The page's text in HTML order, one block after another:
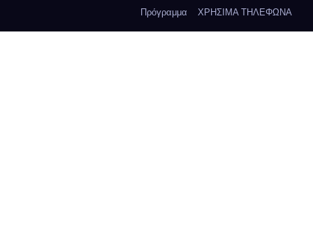
Πρόγραμμα ΧΡΗΣΙΜΑ ΤΗΛΕΦΩΝΑ